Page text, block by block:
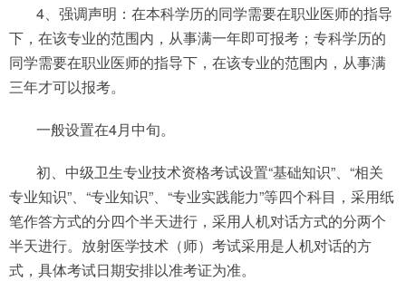
4、强调声明：在本科学历的同学需要在职业医师的指导
下，在该专业的范围内，从事满一年即可报考；专科学历的
同学需要在职业医师的指导下，在该专业的范围内，从事满
三年才可以报考。
一般设置在4月中旬。
初、中级卫生专业技术资格考试设置“基础知识”、“相关
专业知识”、“专业知识”、“专业实践能力”等四个科目，采用纸
笔作答方式的分四个半天进行，采用人机对话方式的分两个
半天进行。放射医学技术（师）考试采用是人机对话的方
式，具体考试日期安排以准考证为准。